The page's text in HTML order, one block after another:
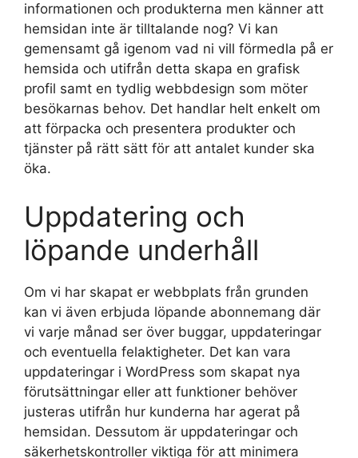
informationen och produkterna men känner att
hemsidan inte är tilltalande nog? Vi kan
gemensamt gå igenom vad ni vill förmedla på er
hemsida och utifrån detta skapa en grafisk
profil samt en tydlig webbdesign som möter
besökarnas behov. Det handlar helt enkelt om
att förpacka och presentera produkter och
tjänster på rätt sätt för att antalet kunder ska
öka.
Uppdatering och
löpande underhåll
Om vi har skapat er webbplats från grunden
kan vi även erbjuda löpande abonnemang där
vi varje månad ser över buggar, uppdateringar
och eventuella felaktigheter. Det kan vara
uppdateringar i WordPress som skapat nya
förutsättningar eller att funktioner behöver
justeras utifrån hur kunderna har agerat på
hemsidan. Dessutom är uppdateringar och
säkerhetskontroller viktiga för att minimera